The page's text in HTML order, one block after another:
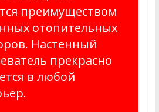
преимуществом
отопительных
Настенный
прекрасно
в любой